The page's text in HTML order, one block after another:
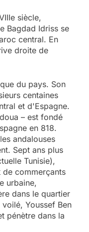
siècle,
Bagdad Idriss se
central. En
droite de
du pays. Son
centaines
et d'Espagne.
– est fondé
en 818.
andalouses
Sept ans plus
Tunisie),
commerçants
urbaine,
dans le quartier
Youssef Ben
pénètre dans la